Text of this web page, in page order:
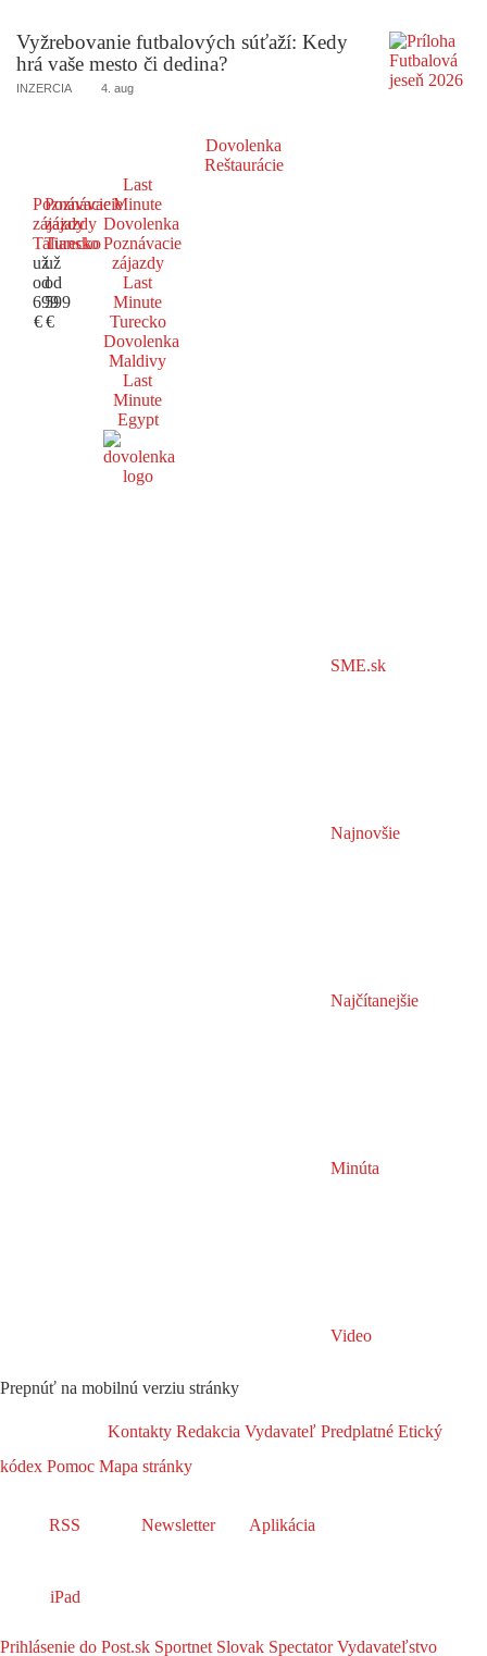
Vyžrebovanie futbalových súťaží: Kedy
hrá vaše mesto či dedina?
INZERCIA 4. aug
Dovolenka
Reštaurácie
Poznávacie
zájazdy
Taliansko
už
od
699
€
Poznávacie
zájazdy
Turecko
už
od
599
€
Last
Minute
Dovolenka
Poznávacie
zájazdy
Last
Minute
Turecko
Dovolenka
Maldivy
Last
Minute
Egypt
SME.sk
Najnovšie
Najčítanejšie
Minúta
Video
Prepnúť na mobilnú verziu stránky
Kontakty Redakcia Vydavateľ Predplatné Etický
kódex Pomoc Mapa stránky
RSS Newsletter Aplikácia
iPad
Prihlásenie do Post.sk Sportnet Slovak SpectatorVydavateľstvo